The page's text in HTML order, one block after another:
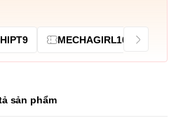
MECHAGIRL10
sản phẩm